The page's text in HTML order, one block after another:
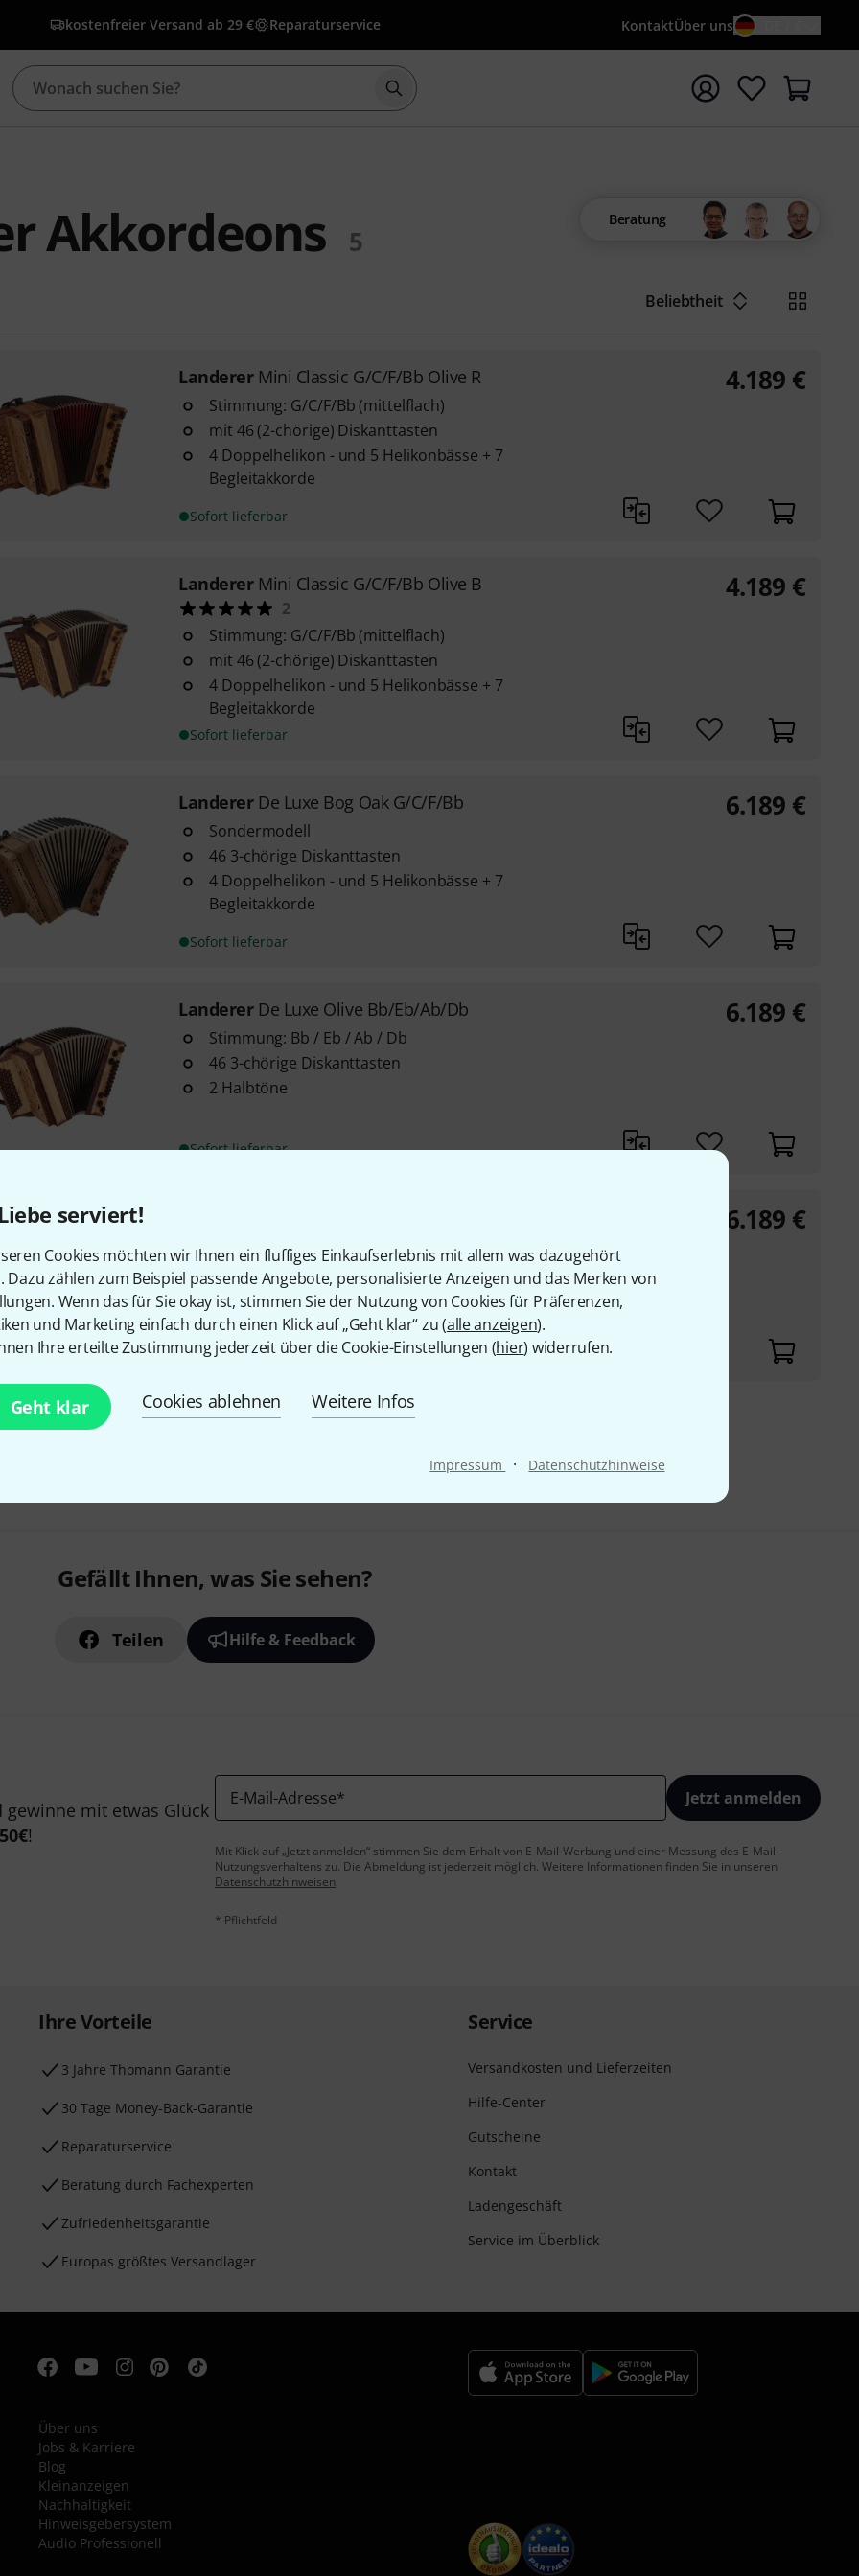
serviert!
Cookies möchten wir Ihnen ein fluffiges Einkaufserlebnis mit allem was dazugehört
Dazu zählen zum Beispiel passende Angebote, personalisierte Anzeigen und das Merken von
Wenn das für Sie okay ist, stimmen Sie der Nutzung von Cookies für Präferenzen,
und Marketing einfach durch einen Klick auf „Geht klar“ zu (alle anzeigen).
Ihre erteilte Zustimmung jederzeit über die Cookie-Einstellungen (hier) widerrufen.
Geht klar Cookies ablehnen Weitere Infos
Impressum · Datenschutzhinweise
kostenfreier Versand ab 29 € Reparaturservice KontaktÜber uns
Suche mit Suchwort {searchTerm} starten
Akkordeons 5
Beratung
Beliebtheit
Landerer Mini Classic G/C/F/Bb Olive R
Stimmung: G/C/F/Bb (mittelflach)
mit 46 (2-chörige) Diskanttasten
4 Doppelhelikon - und 5 Helikonbässe + 7
Begleitakkorde
Sofort lieferbar
4.189 €
Landerer Mini Classic G/C/F/Bb Olive B
2
Stimmung: G/C/F/Bb (mittelflach)
mit 46 (2-chörige) Diskanttasten
4 Doppelhelikon - und 5 Helikonbässe + 7
Begleitakkorde
Sofort lieferbar
4.189 €
Landerer De Luxe Bog Oak G/C/F/Bb
Sondermodell
46 3-chörige Diskanttasten
4 Doppelhelikon - und 5 Helikonbässe + 7
Begleitakkorde
Sofort lieferbar
6.189 €
Landerer De Luxe Olive Bb/Eb/Ab/Db
Stimmung: Bb / Eb / Ab / Db
46 3-chörige Diskanttasten
2 Halbtöne
Sofort lieferbar
6.189 €
mit 46 (3-chörigen) Diskanttasten
2 Halbtöne
18 Bässe, davon 4 Doppelhelikon, 5 Helikon, 1
Basskoppelung sowie 8 Begleitakkorde
Sofort lieferbar
6.189 €
Gefällt Ihnen, was Sie sehen?
Teilen Hilfe & Feedback
mit etwas Glück
50€!
E-Mail-Adresse* Jetzt anmelden
Mit Klick auf „Jetzt anmelden“ stimmen Sie dem Erhalt von E-Mail-Werbung und einer Messung des E-Mail-
Nutzungsverhaltens zu. Die Abmeldung ist jederzeit möglich. Weitere Informationen finden Sie in unseren
Datenschutzhinweisen.
* Pflichtfeld
Ihre Vorteile
3 Jahre Thomann Garantie
30 Tage Money-Back-Garantie
Reparaturservice
Beratung durch Fachexperten
Zufriedenheitsgarantie
Europas größtes Versandlager
Service
Versandkosten und Lieferzeiten
Hilfe-Center
Gutscheine
Kontakt
Ladengeschäft
Service im Überblick
Über uns
Jobs & Karriere
Blog
Kleinanzeigen
Nachhaltigkeit
Hinweisgebersystem
Audio Professionell